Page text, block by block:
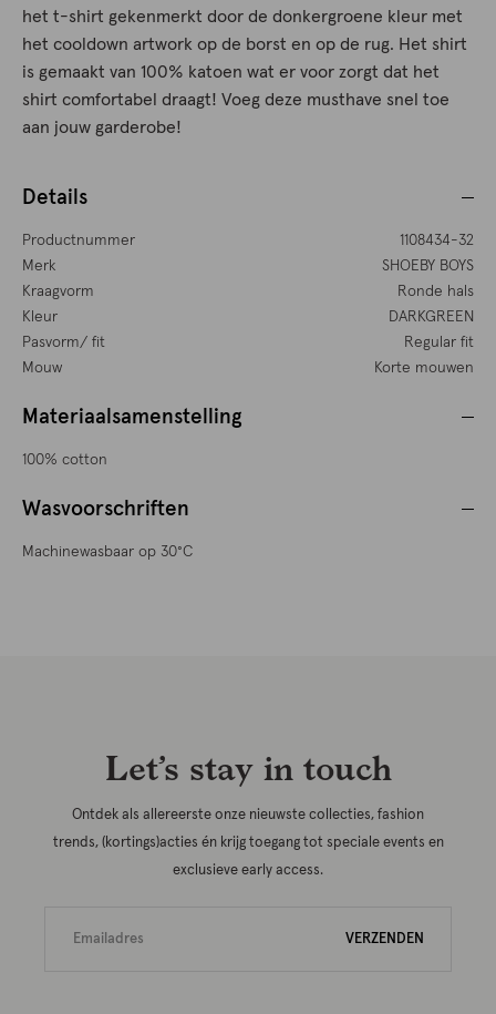
het t-shirt gekenmerkt door de donkergroene kleur met
het cooldown artwork op de borst en op de rug. Het shirt
is gemaakt van 100% katoen wat er voor zorgt dat het
shirt comfortabel draagt! Voeg deze musthave snel toe
aan jouw garderobe!
Details
Productnummer
1108434-32
Merk
SHOEBY BOYS
Kraagvorm
Ronde hals
Kleur
DARKGREEN
Pasvorm/ fit
Regular fit
Mouw
Korte mouwen
Materiaalsamenstelling
100% cotton
Wasvoorschriften
Machinewasbaar op 30°C
Let’s stay in touch
Ontdek als allereerste onze nieuwste collecties, fashion
trends, (kortings)acties én krijg toegang tot speciale events en
exclusieve early access.
VERZENDEN